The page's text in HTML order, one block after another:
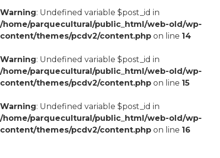
Warning: Undefined variable $post_id in
/home/parquecultural/public_html/web-old/wp-
content/themes/pcdv2/content.php on line 14
Warning: Undefined variable $post_id in
/home/parquecultural/public_html/web-old/wp-
content/themes/pcdv2/content.php on line 15
Warning: Undefined variable $post_id in
/home/parquecultural/public_html/web-old/wp-
content/themes/pcdv2/content.php on line 16